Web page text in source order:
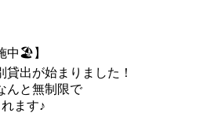
中🏖️】
出が始まりました！
んと無制限で
ます♪